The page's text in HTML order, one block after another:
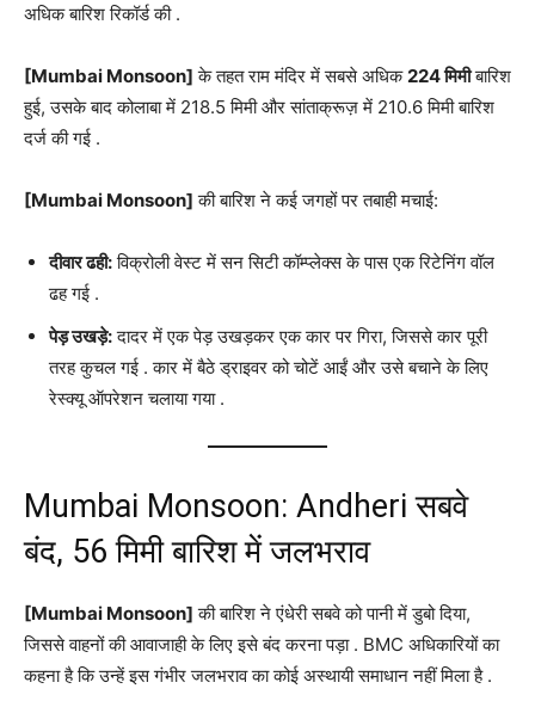
अधिक बारिश रिकॉर्ड की .
[Mumbai Monsoon] के तहत राम मंदिर में सबसे अधिक 224 मिमीबारिश
हुई, उसके बाद कोलाबा में 218.5 मिमी और सांताक्रूज़ में 210.6 मिमी बारिश
दर्ज की गई .
[Mumbai Monsoon] की बारिश ने कई जगहों पर तबाही मचाई:
दीवार ढही:विक्रोली वेस्ट में सन सिटी कॉम्प्लेक्स के पास एक रिटेनिंग वॉल
ढह गई .
पेड़ उखड़े:दादर में एक पेड़ उखड़कर एक कार पर गिरा, जिससे कार पूरी
तरह कुचल गई . कार में बैठे ड्राइवर को चोटें आईं और उसे बचाने के लिए
रेस्क्यू ऑपरेशन चलाया गया .
Mumbai Monsoon: Andheri सबवे
बंद, 56 मिमी बारिश में जलभराव
[Mumbai Monsoon] की बारिश ने एंधेरी सबवे को पानी में डुबो दिया,
जिससे वाहनों की आवाजाही के लिए इसे बंद करना पड़ा . BMC अधिकारियों का
कहना है कि उन्हें इस गंभीर जलभराव का कोई अस्थायी समाधान नहीं मिला है .